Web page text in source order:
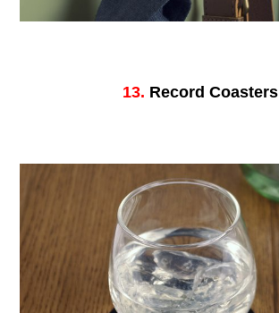
13. Record Coasters